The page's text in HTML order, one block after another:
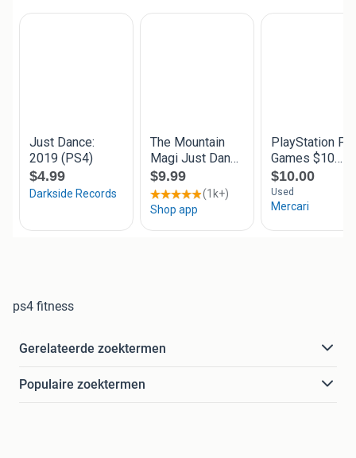
ps4 fitness
Gerelateerde zoektermen
Populaire zoektermen